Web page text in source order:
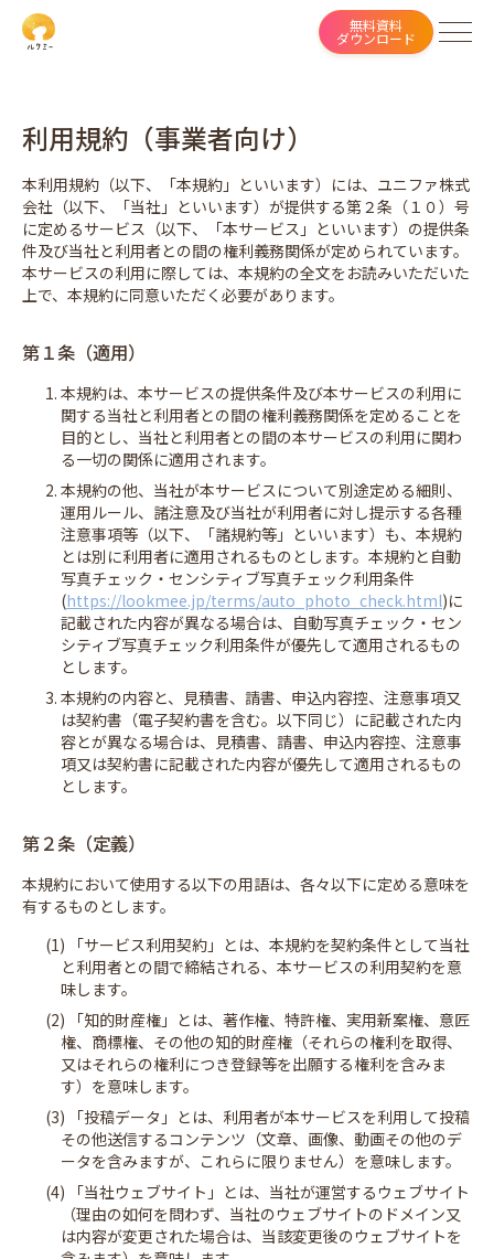
無料資料
ダウンロード
サービス一覧
活用事例
料金プラン
イベント・研修・セミナー
資料ダウンロード（無料）
見積もり／お問い合わせ
導入の流れ
お知らせ
コラム
保護者様向け
よくある質問
利用規約（事業者向け）
本利用規約（以下、「本規約」といいます）には、ユニファ株式
会社（以下、「当社」といいます）が提供する第２条（１０）号
に定めるサービス（以下、「本サービス」といいます）の提供条
件及び当社と利用者との間の権利義務関係が定められています。
本サービスの利用に際しては、本規約の全文をお読みいただいた
上で、本規約に同意いただく必要があります。
第１条（適用）
1. 本規約は、本サービスの提供条件及び本サービスの利用に
関する当社と利用者との間の権利義務関係を定めることを
目的とし、当社と利用者との間の本サービスの利用に関わ
る一切の関係に適用されます。
2. 本規約の他、当社が本サービスについて別途定める細則、
運用ルール、諸注意及び当社が利用者に対し提示する各種
注意事項等（以下、「諸規約等」といいます）も、本規約
とは別に利用者に適用されるものとします。本規約と自動
写真チェック・センシティブ写真チェック利用条件
(https://lookmee.jp/terms/auto_photo_check.html)に
記載された内容が異なる場合は、自動写真チェック・セン
シティブ写真チェック利用条件が優先して適用されるもの
とします。
3. 本規約の内容と、見積書、請書、申込内容控、注意事項又
は契約書（電子契約書を含む。以下同じ）に記載された内
容とが異なる場合は、見積書、請書、申込内容控、注意事
項又は契約書に記載された内容が優先して適用されるもの
とします。
第２条（定義）
本規約において使用する以下の用語は、各々以下に定める意味を
有するものとします。
(1) 「サービス利用契約」とは、本規約を契約条件として当社
と利用者との間で締結される、本サービスの利用契約を意
味します。
(2) 「知的財産権」とは、著作権、特許権、実用新案権、意匠
権、商標権、その他の知的財産権（それらの権利を取得、
又はそれらの権利につき登録等を出願する権利を含みま
す）を意味します。
(3) 「投稿データ」とは、利用者が本サービスを利用して投稿
その他送信するコンテンツ（文章、画像、動画その他のデ
ータを含みますが、これらに限りません）を意味します。
(4) 「当社ウェブサイト」とは、当社が運営するウェブサイト
（理由の如何を問わず、当社のウェブサイトのドメイン又
は内容が変更された場合は、当該変更後のウェブサイトを